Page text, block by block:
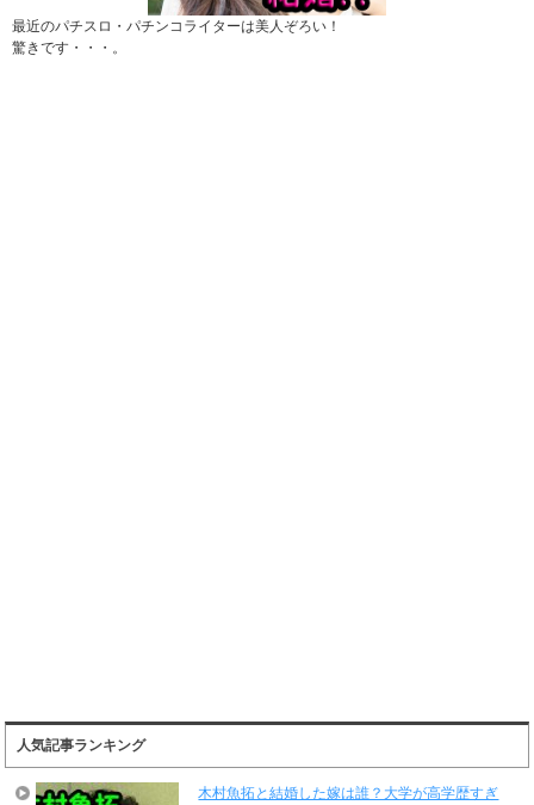
最近のパチスロ・パチンコライターは美人ぞろい！
驚きです・・・。
人気記事ランキング
木村魚拓と結婚した嫁は誰？大学が高学歴すぎ